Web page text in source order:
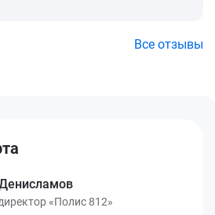
Все отзывы
«Полис 812»